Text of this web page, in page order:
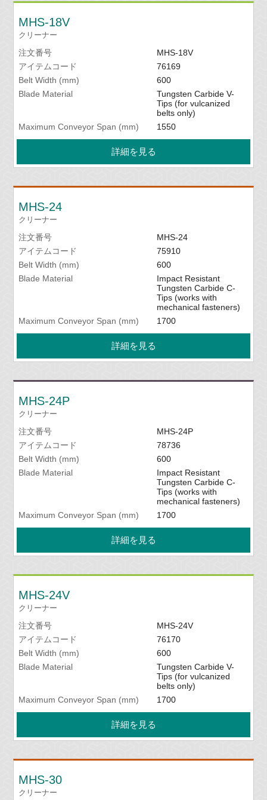
MHS-18V
クリーナー
注文番号
MHS-18V
アイテムコード
76169
Belt Width (mm)
600
Blade Material
Tungsten Carbide V-
Tips (for vulcanized
belts only)
Maximum Conveyor Span (mm)
1550
詳細を見る
MHS-24
クリーナー
注文番号
MHS-24
アイテムコード
75910
Belt Width (mm)
600
Blade Material
Impact Resistant
Tungsten Carbide C-
Tips (works with
mechanical fasteners)
Maximum Conveyor Span (mm)
1700
詳細を見る
MHS-24P
クリーナー
注文番号
MHS-24P
アイテムコード
78736
Belt Width (mm)
600
Blade Material
Impact Resistant
Tungsten Carbide C-
Tips (works with
mechanical fasteners)
Maximum Conveyor Span (mm)
1700
詳細を見る
MHS-24V
クリーナー
注文番号
MHS-24V
アイテムコード
76170
Belt Width (mm)
600
Blade Material
Tungsten Carbide V-
Tips (for vulcanized
belts only)
Maximum Conveyor Span (mm)
1700
詳細を見る
MHS-30
クリーナー